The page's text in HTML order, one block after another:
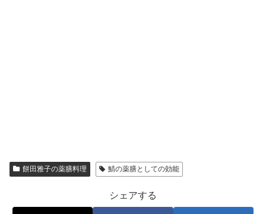
餅田雅子の薬膳料理 鯖の薬膳としての効能
シェアする